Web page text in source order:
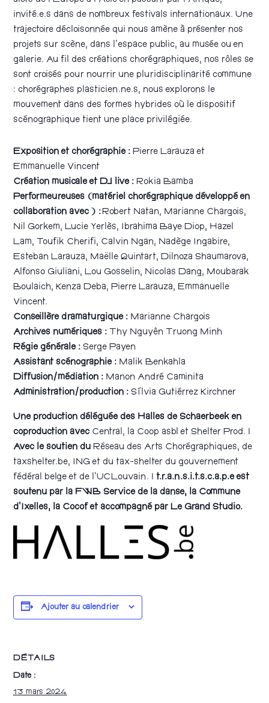
invité.e.s dans de nombreux festivals internationaux. Une
trajectoire décloisonnée qui nous amène à présenter nos
projets sur scène, dans l’espace public, au musée ou en
galerie. Au fil des créations chorégraphiques, nos rôles se
sont croisés pour nourrir une pluridisciplinarité commune
: chorégraphes plasticien.ne.s, nous explorons le
mouvement dans des formes hybrides où le dispositif
scénographique tient une place privilégiée.
Exposition et chorégraphie : Pierre Larauza et
Emmanuelle Vincent
Création musicale et DJ live : Rokia Bamba
Performeureuses (matériel chorégraphique développé en
collaboration avec ) : Robert Natan, Marianne Chargois,
Nil Gorkem, Lucie Yerlès, Ibrahima Baye Diop, Hazel
Lam, Toufik Cherifi, Calvin Ngan, Nadège Ingabire,
Esteban Larauza, Maëlle Quintart, Dilnoza Shaumarova,
Alfonso Giuliani, Lou Gosselin, Nicolas Dang, Moubarak
Boulaich, Kenza Deba, Pierre Larauza, Emmanuelle
Vincent.
Conseillère dramaturgique : Marianne Chargois
Archives numériques : Thy Nguyên Truong Minh
Régie générale :Serge Payen
Assistant scénographie : Malik Benkahla
Diffusion/médiation : Manon André Caminita
Administration/production :Sílvia Gutiérrez Kirchner
Une production déléguée des Halles de Schaerbeek en
coproduction avec Central, la Coop asbl et Shelter Prod. |
Avec le soutien du Réseau des Arts Chorégraphiques, de
taxshelter.be, ING et du tax-shelter du gouvernement
fédéral belge et de l’UCLouvain. | t.r.a.n.s.i.t.s.c.a.p.e est
soutenu par la FWB Service de la danse, la Commune
d’Ixelles, la Cocof et accompagné par Le Grand Studio.
Ajouter au calendrier
DÉTAILS
Date :
13 mars 2024